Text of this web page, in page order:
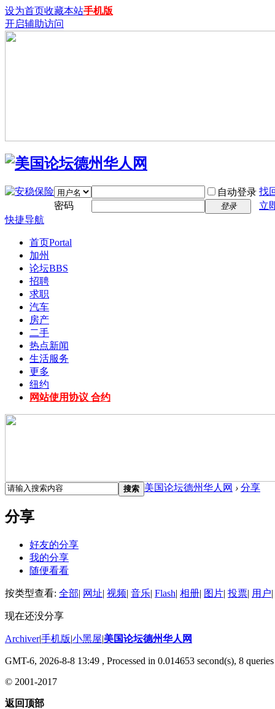
设为首页收藏本站手机版
开启辅助访问
自动登录 找
密码
登录
立
快捷导航
首页Portal
加州
论坛BBS
招聘
求职
汽车
房产
二手
热点新闻
生活服务
更多
纽约
网站使用协议 合约
搜索 美国论坛德州华人网 › 分享
分享
好友的分享
我的分享
随便看看
按类型查看: 全部| 网址| 视频| 音乐| Flash| 相册| 图片| 投票| 用户|
现在还没分享
Archiver|手机版|小黑屋|美国论坛德州华人网
GMT-6, 2026-8-8 13:49 , Processed in 0.014653 second(s), 8
© 2001-2017
返回顶部